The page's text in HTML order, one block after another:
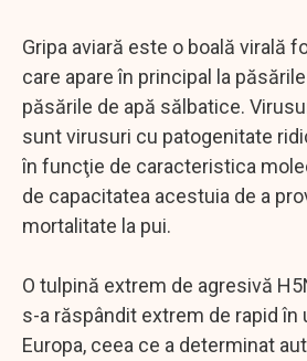
Gripa aviară este o boală virală
care apare în principal la
păsările de apă sălbatice.
sunt virusuri cu patogenitate
în funcţie de caracteristica
de capacitatea acestuia de a
mortalitate la pui.
O tulpină extrem de agresivă
s-a răspândit extrem de rapid în
Europa, ceea ce a determinat